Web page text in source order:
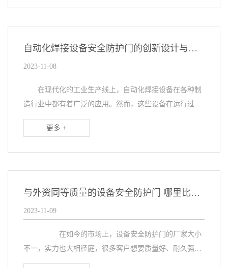
自动化焊接设备安全防护门的创新设计与应用
2023-11-08
在现代化的工业生产线上，自动化焊接设备在各种制
造行业中都有着广泛的应用。然而，这些设备在运行过程
中会产生大量的热量和飞溅的火花，不仅威胁着设备本身
的安全，还可能对操作员造成伤害。因此，如何保护操
更多 +
与外资同等质量的设备安全防护门 哪里比较好
2023-11-09
在如今的市场上，设备安全防护门的厂家大小
不一，实力也大相径庭，很多客户想要质量好、耐久强的
快速门，会直接考虑外资品牌，但是其价格太过高昂、售